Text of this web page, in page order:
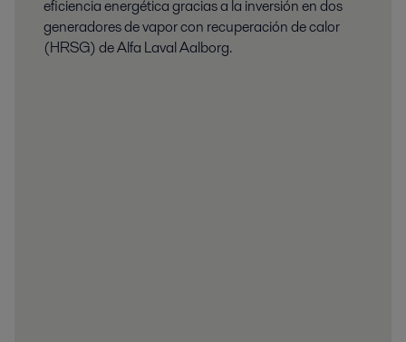
eficiencia energética gracias a la inversión en dos
generadores de vapor con recuperación de calor
(HRSG) de Alfa Laval Aalborg.